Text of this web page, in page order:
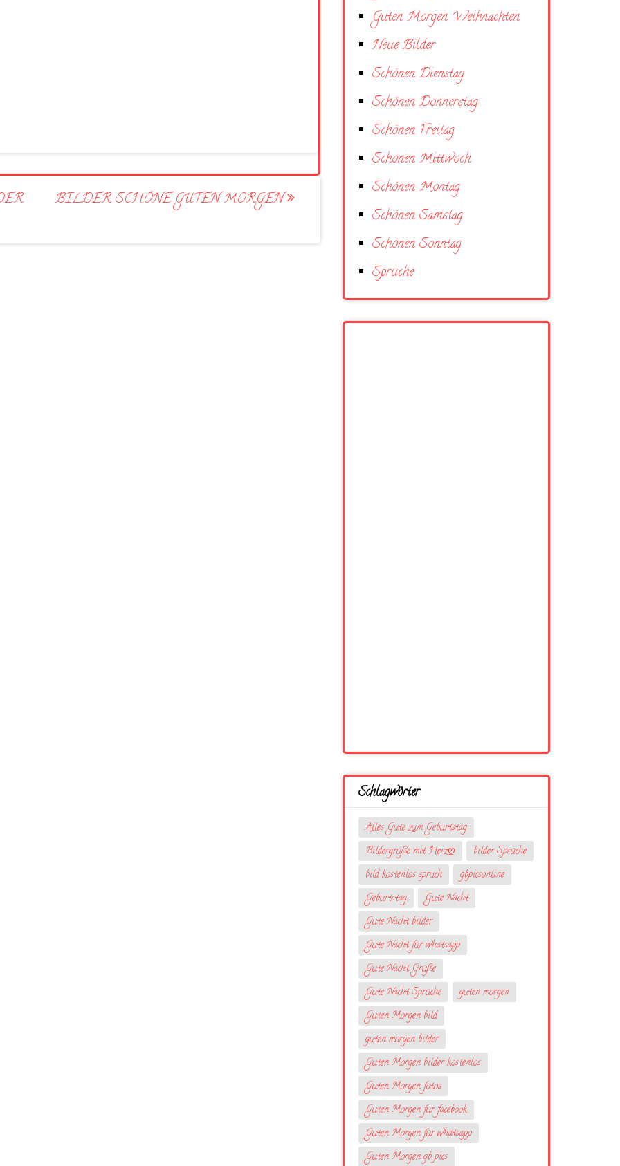
BILDER SCHÖNE GUTEN MORGEN
Guten Morgen Weihnachten
Neue Bilder
Schönen Dienstag
Schönen Donnerstag
Schönen Freitag
Schönen Mittwoch
Schönen Montag
Schönen Samstag
Schönen Sonntag
Sprüche
Schlagwörter
Alles Gute zum Geburtstag
Bildergrüße mit Herzღ
bilder Sprüche
bild kostenlos spruch
gbpicsonline
Geburtstag
Gute Nacht
Gute Nacht bilder
Gute Nacht für whatsapp
Gute Nacht Grüße
Gute Nacht Sprüche
guten morgen
Guten Morgen bild
guten morgen bilder
Guten Morgen bilder kostenlos
Guten Morgen fotos
Guten Morgen für facebook
Guten Morgen für whatsapp
Guten Morgen gb pics